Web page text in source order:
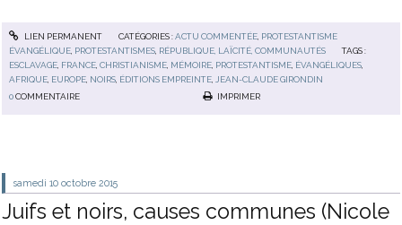
LIEN PERMANENT CATÉGORIES :ACTU COMMENTÉE, PROTESTANTISME
ÉVANGÉLIQUE, PROTESTANTISMES, RÉPUBLIQUE, LAÏCITÉ, COMMUNAUTÉS
TAGS :
ESCLAVAGE, FRANCE,CHRISTIANISME, MÉMOIRE, PROTESTANTISME, ÉVANGÉLIQUES,
AFRIQUE, EUROPE, NOIRS, ÉDITIONS EMPREINTE,JEAN-CLAUDE GIRONDIN
0COMMENTAIRE IMPRIMER
samedi 10 octobre 2015
Juifs et noirs, causes communes (Nicole